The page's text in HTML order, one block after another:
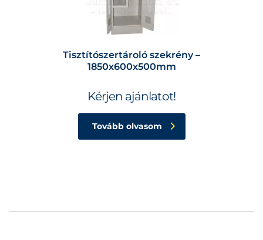
Tisztítószertároló szekrény –
1850x600x500mm
Kérjen ajánlatot!
Tovább olvasom